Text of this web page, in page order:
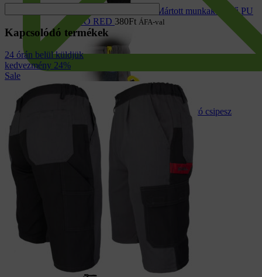
Mártott munkakesztyű PU
REPO RED 380Ft ÁFA-val
Kesztyűtartó csipesz
GLOVE 02
Értékelés:
4.50
ÁFA-val
Fejvédelem
Sapkák ABS héjjal
Munka sisakok
Kapcsolódó termékek
24 órán belül küldjük
kedvezmény 24%
Sale